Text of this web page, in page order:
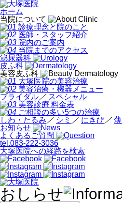
ホーム
当院について
診療理念と院のこと
医師・スタッフ紹介
院内のご案内
当院までのアクセス
泌尿器科
皮ふ科
美容皮ふ科
大塚医院の美容治療
美容治療・機器メニュー
ブライダル ／ スペシャル
美容診療 料金表
ご相談の多い5つの治療
しわ・たるみ ／ シミ ／ にきび／
お知らせ
よくあるご質問
tel.083-222-3036
大塚医院への経路を検索
おしらせ